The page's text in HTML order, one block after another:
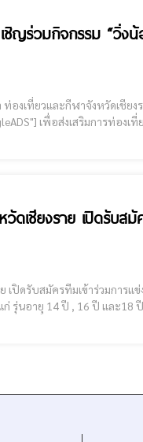
ชิญร่วมกิจกรรม “วิ่
องเที่ยวและกีฬาจังหวัดเชีย
ดเชียงราย เปิดรับส
เปิดรับสมัครทีมเข้าร่วมการ
ถสมัครได้ตั้งแต่บัดนี้จนถึง วันที่ 4 กุมภาพันธ์ 2565 สามารถ